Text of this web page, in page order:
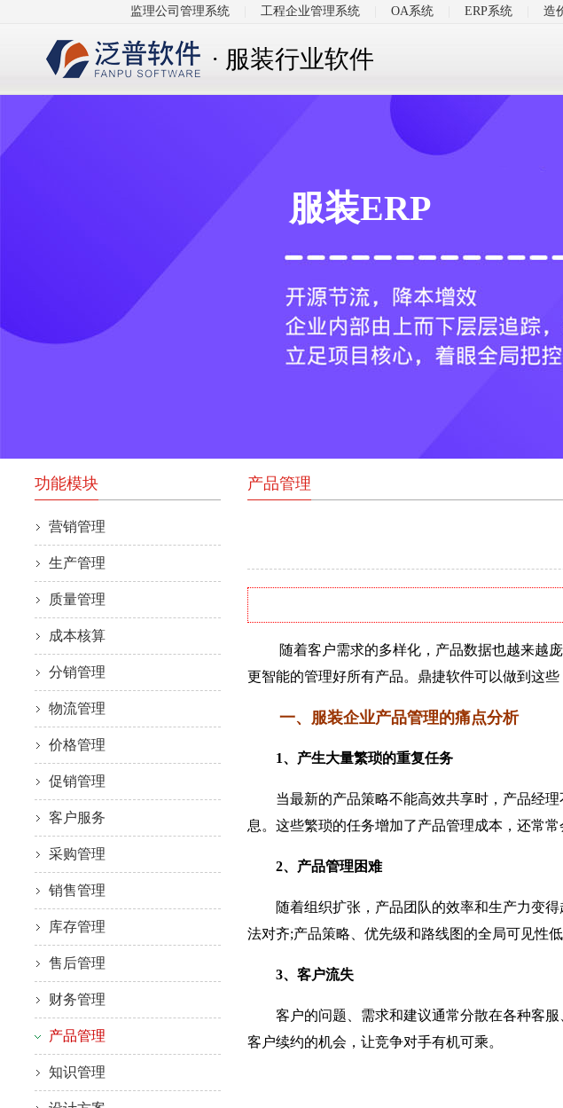
监理公司管理系统 工程企业管理系统 OA系统 ERP系统 造
· 服装行业软件
服装ERP
功能模块
营销管理
生产管理
质量管理
成本核算
分销管理
物流管理
价格管理
促销管理
客户服务
采购管理
销售管理
库存管理
售后管理
财务管理
产品管理
知识管理
产品管理
随着客户需求的多样化，产品数据也越来越庞
更智能的管理好所有产品。鼎捷软件可以做到这
一、服装企业产品管理的痛点分析
1、产生大量繁琐的重复任务
当最新的产品策略不能高效共享时，产品经理
息。这些繁琐的任务增加了产品管理成本，还常常
2、产品管理困难
随着组织扩张，产品团队的效率和生产力变得
法对齐;产品策略、优先级和路线图的全局可见性
3、客户流失
客户的问题、需求和建议通常分散在各种客服
客户续约的机会，让竞争对手有机可乘。